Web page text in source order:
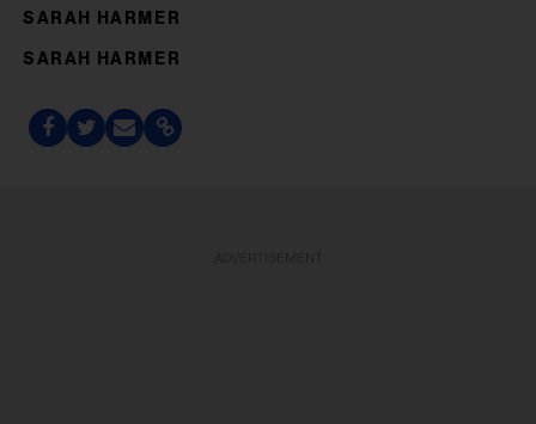
SARAH HARMER
SARAH HARMER